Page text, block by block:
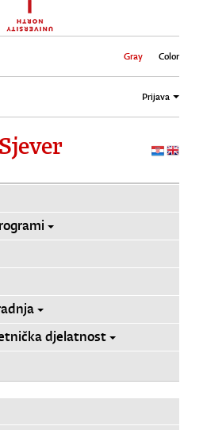
Color
Gray
Prijava
djelatnost